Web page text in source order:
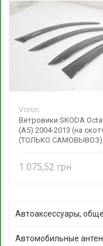
Voron
Ветровики SKODA
(A5) 2004-2013 (на
(ТОЛЬКО САМОВЫВОЗ)
1 075,52
Автоаксессуары,
Автомобильные